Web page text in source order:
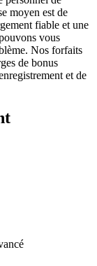
moyen est de
fiable et une
vous
Nos forfaits
de bonus
et de